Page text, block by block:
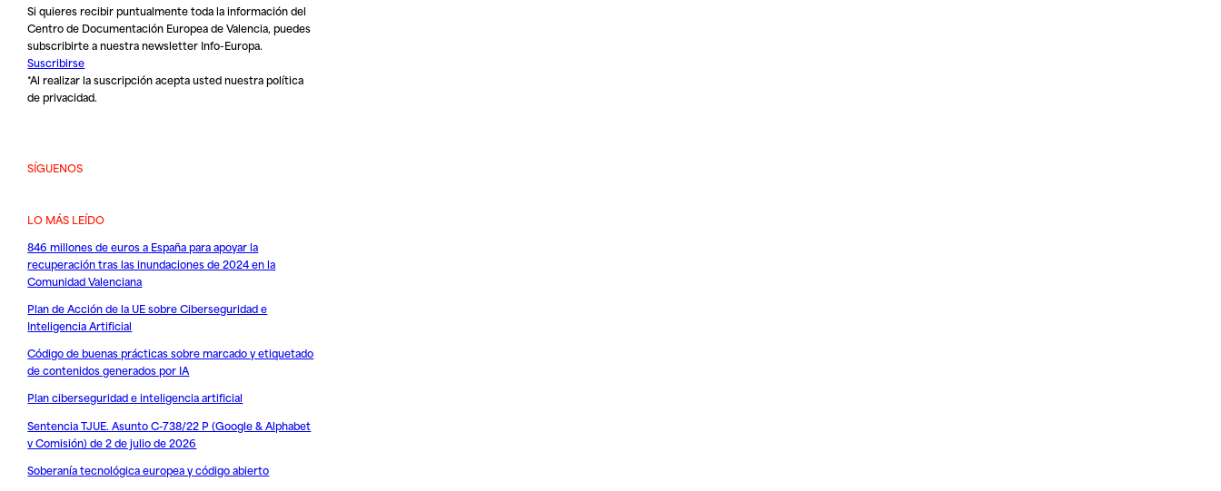
Si quieres recibir puntualmente toda la información del
Centro de Documentación Europea de Valencia, puedes
subscribirte a nuestra newsletter Info-Europa.
Suscribirse
*Al realizar la suscripción acepta usted nuestrapolítica
de privacidad.
SÍGUENOS
LO MÁS LEÍDO
846 millones de euros a España para apoyar la
recuperación tras las inundaciones de 2024 en la
Comunidad Valenciana
Plan de Acción de la UE sobre Ciberseguridad e
Inteligencia Artificial
Código de buenas prácticas sobre marcado y etiquetado
de contenidos generados por IA
Plan ciberseguridad e inteligencia artificial
Sentencia TJUE. Asunto C-738/22 P (Google & Alphabet
v Comisión) de 2 de julio de 2026
Soberanía tecnológica europea y código abierto